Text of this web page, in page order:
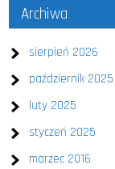
Archiwa
sierpień 2026
październik 2025
luty 2025
styczeń 2025
marzec 2016